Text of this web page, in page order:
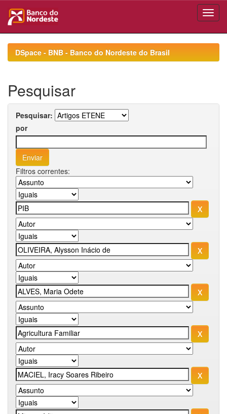
navigationDSpace - BNB - Banco do Nordeste do Brasil
Pesquisar
Pesquisar:
por
Filtros correntes: